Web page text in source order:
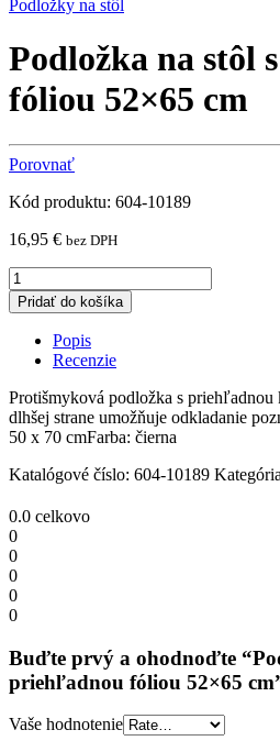
Podložky na stôl
Podložka na stôl
fóliou 52×65 cm
Porovnať
Kód produktu: 604-10189
16,95 € bez DPH
Podložka
na
stôl
priehľadnou
52x65
cm
quantity
Pridať do košíka
Popis
Recenzie
Protišmyková podložka s
dlhšej strane umožňuje odkladanie
50 x 70 cmFarba: čierna
Katalógové číslo: 604-10189
0.0 celkovo
0
0
0
0
0
Buďte prvý a ohodnoďte
priehľadnou fóliou 52×65
Vaše hodnotenie